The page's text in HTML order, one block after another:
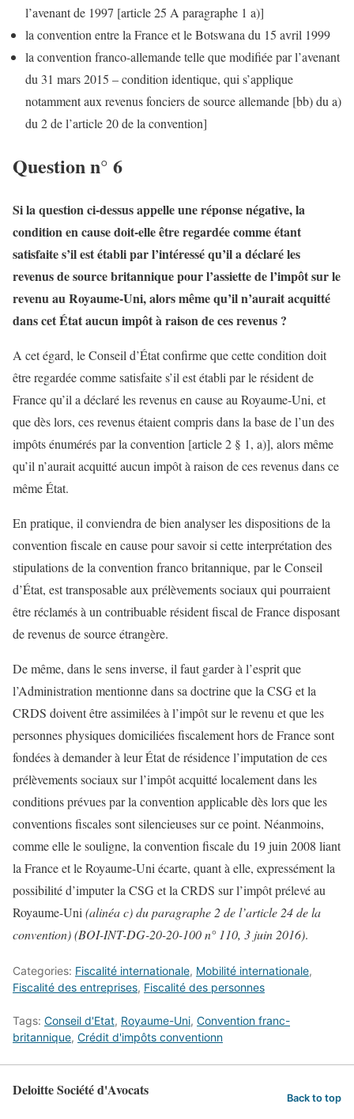
l’avenant de 1997 [article 25 A paragraphe 1 a)]
la convention entre la France et le Botswana du 15 avril 1999
la convention franco-allemande telle que modifiée par l’avenant
du 31 mars 2015 – condition identique, qui s’applique
notamment aux revenus fonciers de source allemande [bb) du a)
du 2 de l’article 20 de la convention]
Question n° 6
Si la question ci-dessus appelle une réponse négative, la
condition en cause doit-elle être regardée comme étant
satisfaite s’il est établi par l’intéressé qu’il a déclaré les
revenus de source britannique pour l’assiette de l’impôt sur le
revenu au Royaume-Uni, alors même qu’il n’aurait acquitté
dans cet État aucun impôt à raison de ces revenus ?
A cet égard, le Conseil d’État confirme que cette condition doit
être regardée comme satisfaite s’il est établi par le résident de
France qu’il a déclaré les revenus en cause au Royaume-Uni, et
que dès lors, ces revenus étaient compris dans la base de l’un des
impôts énumérés par la convention [article 2 § 1, a)], alors même
qu’il n’aurait acquitté aucun impôt à raison de ces revenus dans ce
même État.
En pratique, il conviendra de bien analyser les dispositions de la
convention fiscale en cause pour savoir si cette interprétation des
stipulations de la convention franco britannique, par le Conseil
d’État, est transposable aux prélèvements sociaux qui pourraient
être réclamés à un contribuable résident fiscal de France disposant
de revenus de source étrangère.
De même, dans le sens inverse, il faut garder à l’esprit que
l’Administration mentionne dans sa doctrine que la CSG et la
CRDS doivent être assimilées à l’impôt sur le revenu et que les
personnes physiques domiciliées fiscalement hors de France sont
fondées à demander à leur État de résidence l’imputation de ces
prélèvements sociaux sur l’impôt acquitté localement dans les
conditions prévues par la convention applicable dès lors que les
conventions fiscales sont silencieuses sur ce point. Néanmoins,
comme elle le souligne, la convention fiscale du 19 juin 2008 liant
la France et le Royaume-Uni écarte, quant à elle, expressément la
possibilité d’imputer la CSG et la CRDS sur l’impôt prélevé au
Royaume-Uni(alinéa c) du paragraphe 2 de l’article 24 de la
convention) (BOI-INT-DG-20-20-100 n° 110, 3 juin 2016).
Categories: Fiscalité internationale, Mobilité internationale,
Fiscalité des entreprises, Fiscalité des personnes
Tags: Conseil d'Etat, Royaume-Uni, Convention franc-
britannique, Crédit d'impôts conventionn
Deloitte Société d'Avocats Back to top